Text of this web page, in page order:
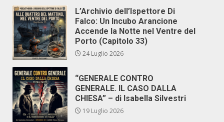
L’Archivio dell’Ispettore Di
Falco: Un Incubo Arancione
Accende la Notte nel Ventre del
Porto (Capitolo 33)
24 Luglio 2026
“GENERALE CONTRO
GENERALE. IL CASO DALLA
CHIESA” – di Isabella Silvestri
19 Luglio 2026